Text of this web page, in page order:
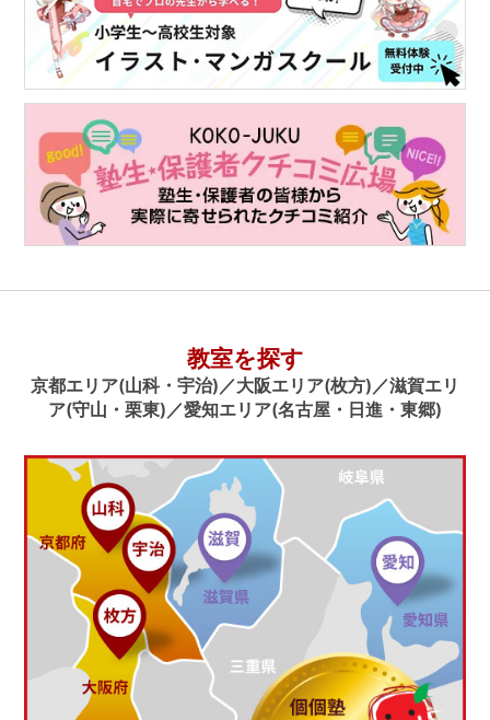
教室を探す
京都エリア(山科・宇治)／大阪エリア(枚方)／滋賀エリ
ア(守山・栗東)／愛知エリア(名古屋・日進・東郷)